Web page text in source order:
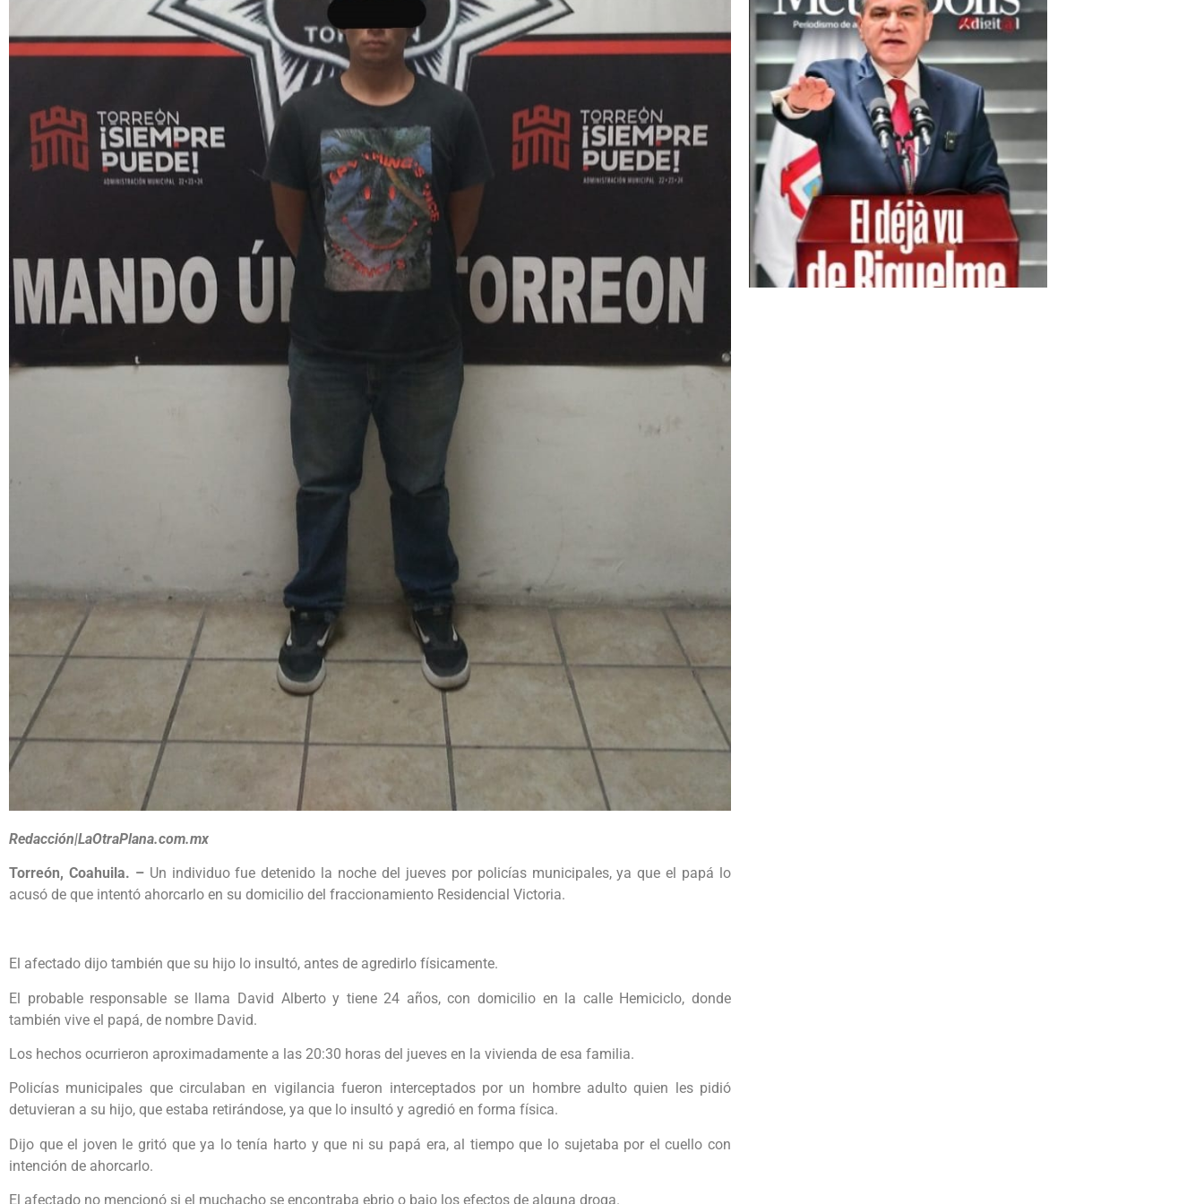
Redacción|LaOtraPlana.com.mx
Torreón, Coahuila. –Un individuo fue detenido la noche del jueves por policías municipales, ya que el papá lo
acusó de que intentó ahorcarlo en su domicilio del fraccionamiento Residencial Victoria.
El afectado dijo también que su hijo lo insultó, antes de agredirlo físicamente.
El probable responsable se llama David Alberto y tiene 24 años, con domicilio en la calle Hemiciclo, donde
también vive el papá, de nombre David.
Los hechos ocurrieron aproximadamente a las 20:30 horas del jueves en la vivienda de esa familia.
Policías municipales que circulaban en vigilancia fueron interceptados por un hombre adulto quien les pidió
detuvieran a su hijo, que estaba retirándose, ya que lo insultó y agredió en forma física.
Dijo que el joven le gritó que ya lo tenía harto y que ni su papá era, al tiempo que lo sujetaba por el cuello con
intención de ahorcarlo.
El afectado no mencionó si el muchacho se encontraba ebrio o bajo los efectos de alguna droga.